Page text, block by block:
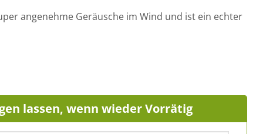
angenehme Geräusche im Wind und ist ein echter
lassen, wenn wieder Vorrätig